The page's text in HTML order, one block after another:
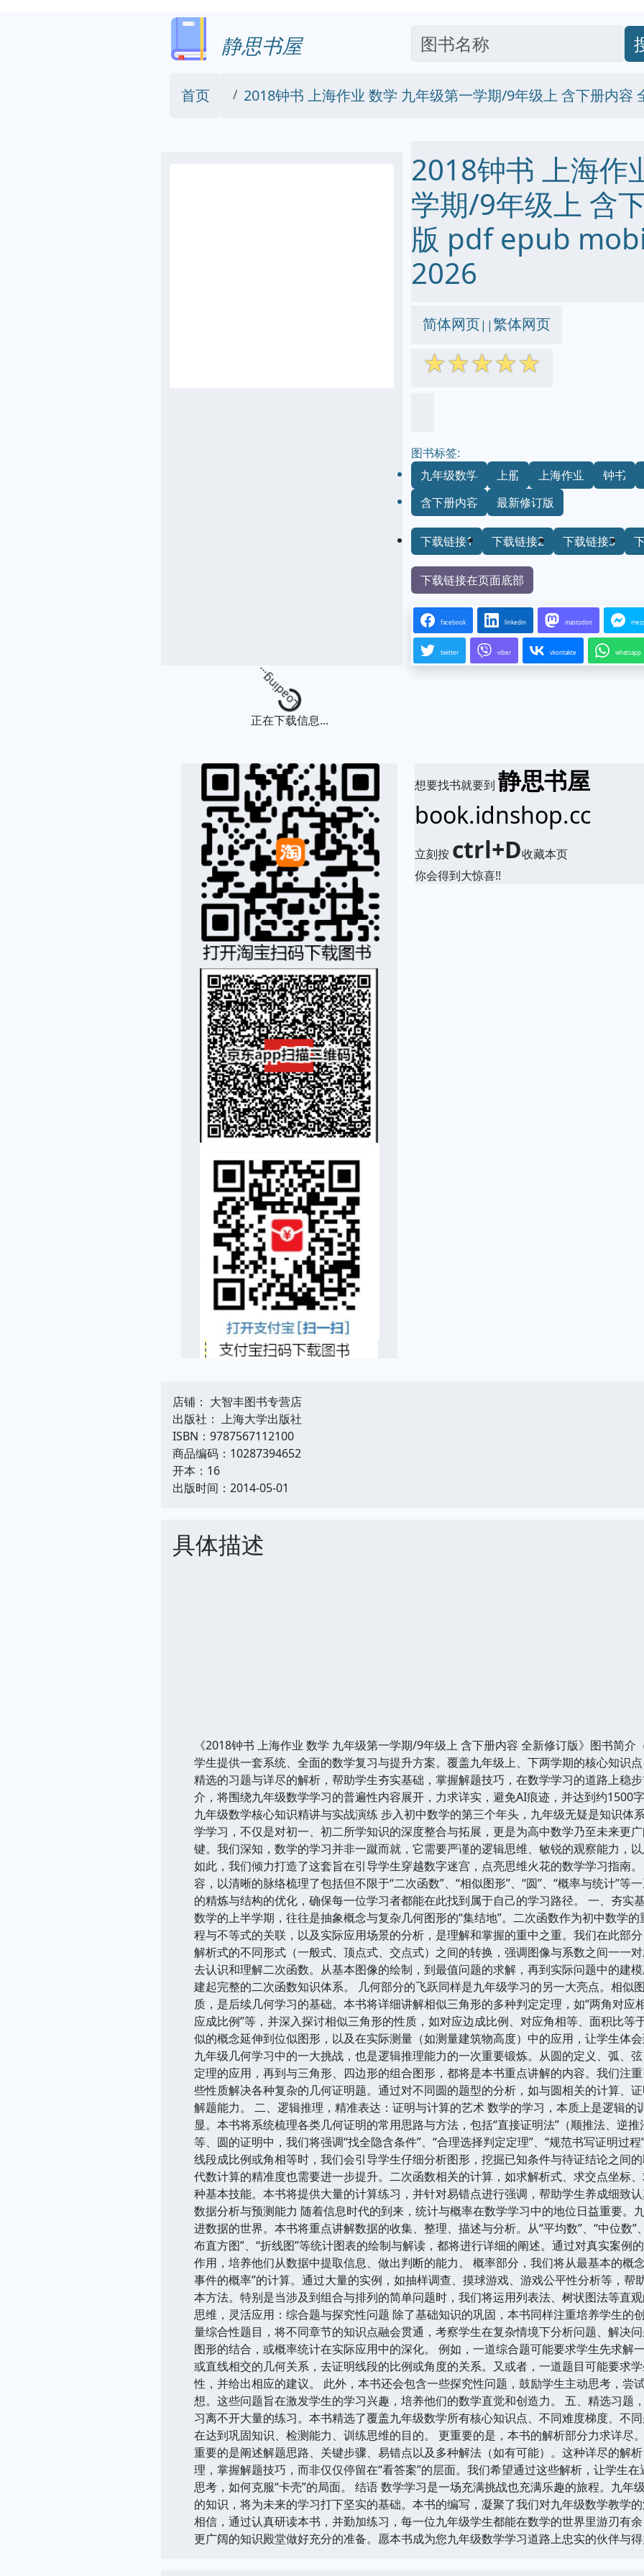
静思书屋
首页 2018钟书 上海作业 数学 九年级第一学期/9年级上 含下册内容
2018钟书 上海作
学期/9年级上 含
版 pdf epub
2026
简体网页||繁体网页
☆☆☆☆☆
图书标签:
九年级数学
上册 上海作业
钟书
含下册内容
最新修订版
下载链接1 下载链接2 下载链接3
下载链接在页面底部
facebook linkedin mastodon
twitter viber vkontakte whatsapp
Loading...
正在下载信息...
想要找书就要到静思书屋
book.idnshop.cc
立刻按 ctrl+D收藏本页
你会得到大惊喜!!
店铺： 大智丰图书专营店
出版社： 上海大学出版社
ISBN：9787567112100
商品编码：10287394652
开本：16
出版时间：2014-05-01
具体描述
《2018钟书 上海作业 数学 九年级第一学期/9年级上 含下册内容 全新修订版》图书简
学生提供一套系统、全面的数学复习与提升方案。覆盖九年级上、下两学期的核心知识
精选的习题与详尽的解析，帮助学生夯实基础，掌握解题技巧，在数学学习的道路上稳
介，将围绕九年级数学学习的普遍性内容展开，力求详实，避免AI痕迹，并达到约1500
九年级数学核心知识精讲与实战演练 步入初中数学的第三个年头，九年级无疑是知识体
学学习，不仅是对初一、初二所学知识的深度整合与拓展，更是为高中数学乃至未来更
键。我们深知，数学的学习并非一蹴而就，它需要严谨的逻辑思维、敏锐的观察能力
如此，我们倾力打造了这套旨在引导学生穿越数字迷宫，点亮思维火花的数学学习指南
容，以清晰的脉络梳理了包括但不限于“二次函数”、“相似图形”、“圆”、“概率与统计”
的精炼与结构的优化，确保每一位学习者都能在此找到属于自己的学习路径。 一、夯实
数学的上半学期，往往是抽象概念与复杂几何图形的“集结地”。二次函数作为初中数学
程与不等式的关联，以及实际应用场景的分析，是理解和掌握的重中之重。我们在此部
解析式的不同形式（一般式、顶点式、交点式）之间的转换，强调图像与系数之间一一
去认识和理解二次函数。从基本图像的绘制，到最值问题的求解，再到实际问题中的建
建起完整的二次函数知识体系。 几何部分的飞跃同样是九年级学习的另一大亮点。相似
质，是后续几何学习的基础。本书将详细讲解相似三角形的多种判定定理，如“两角对应
应成比例”等，并深入探讨相似三角形的性质，如对应边成比例、对应角相等、面积比
似的概念延伸到位似图形，以及在实际测量（如测量建筑物高度）中的应用，让学生体
九年级几何学习中的一大挑战，也是逻辑推理能力的一次重要锻炼。从圆的定义、弧、
定理的应用，再到与三角形、四边形的组合图形，都将是本书重点讲解的内容。我们注
些性质解决各种复杂的几何证明题。通过对不同圆的题型的分析，如与圆相关的计算、
解题能力。 二、逻辑推理，精准表达：证明与计算的艺术 数学的学习，本质上是逻辑
显。本书将系统梳理各类几何证明的常用思路与方法，包括“直接证明法”（顺推法、逆
等、圆的证明中，我们将强调“找全隐含条件”、“合理选择判定定理”、“规范书写证明过
线段成比例或角相等时，我们会引导学生仔细分析图形，挖掘已知条件与待证结论之间
代数计算的精准度也需要进一步提升。二次函数相关的计算，如求解析式、求交点坐标
种基本技能。本书将提供大量的计算练习，并针对易错点进行强调，帮助学生养成细致
数据分析与预测能力 随着信息时代的到来，统计与概率在数学学习中的地位日益重要。
进数据的世界。本书将重点讲解数据的收集、整理、描述与分析。从“平均数”、“中位数”
布直方图”、“折线图”等统计图表的绘制与解读，都将进行详细的阐述。通过对真实案例
作用，培养他们从数据中提取信息、做出判断的能力。 概率部分，我们将从最基本的概
事件的概率”的计算。通过大量的实例，如抽样调查、摸球游戏、游戏公平性分析等，
本方法。特别是当涉及到组合与排列的简单问题时，我们将运用列表法、树状图法等直
思维，灵活应用：综合题与探究性问题 除了基础知识的巩固，本书同样注重培养学生的
量综合性题目，将不同章节的知识点融会贯通，考察学生在复杂情境下分析问题、解决
图形的结合，或概率统计在实际应用中的深化。 例如，一道综合题可能要求学生先求解
或直线相交的几何关系，去证明线段的比例或角度的关系。又或者，一道题目可能要求
性，并给出相应的建议。 此外，本书还会包含一些探究性问题，鼓励学生主动思考，尝
想。这些问题旨在激发学生的学习兴趣，培养他们的数学直觉和创造力。 五、精选习题
习离不开大量的练习。本书精选了覆盖九年级数学所有核心知识点、不同难度梯度、不
在达到巩固知识、检测能力、训练思维的目的。 更重要的是，本书的解析部分力求详尽
重要的是阐述解题思路、关键步骤、易错点以及多种解法（如有可能）。这种详尽的解
理，掌握解题技巧，而非仅仅停留在“看答案”的层面。我们希望通过这些解析，让学生
思考，如何克服“卡壳”的局面。 结语 数学学习是一场充满挑战也充满乐趣的旅程。九年
的知识，将为未来的学习打下坚实的基础。本书的编写，凝聚了我们对九年级数学教学
相信，通过认真研读本书，并勤加练习，每一位九年级学生都能在数学的世界里游刃有
更广阔的知识殿堂做好充分的准备。愿本书成为您九年级数学学习道路上忠实的伙伴与